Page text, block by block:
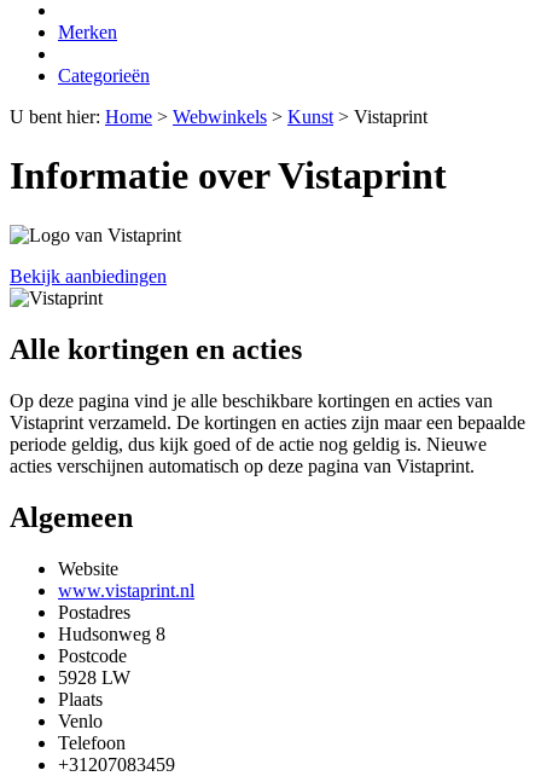
Merken
Categorieën
U bent hier: Home > Webwinkels > Kunst > Vistaprint
Informatie over Vistaprint
Bekijk aanbiedingen
Alle kortingen en acties
Op deze pagina vind je alle beschikbare kortingen en acties van
Vistaprint verzameld. De kortingen en acties zijn maar een bepaalde
periode geldig, dus kijk goed of de actie nog geldig is. Nieuwe
acties verschijnen automatisch op deze pagina van Vistaprint.
Algemeen
Website
www.vistaprint.nl
Postadres
Hudsonweg 8
Postcode
5928 LW
Plaats
Venlo
Telefoon
+31207083459